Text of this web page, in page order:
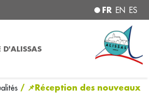
FR EN ES
D'ALISSAS
/ 📌Réception des nouveaux